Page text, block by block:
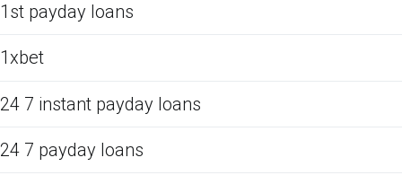
1st payday loans
1xbet
24 7 instant payday loans
24 7 payday loans